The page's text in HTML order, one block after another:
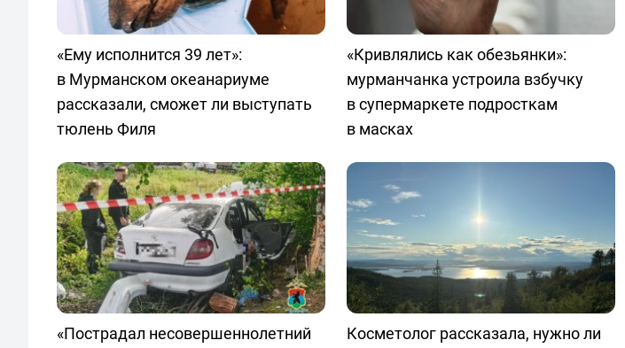
«Ему исполнится 39 лет»:
в Мурманском океанариуме
рассказали, сможет ли выступать
тюлень Филя
«Кривлялись как обезьянки»:
мурманчанка устроила взбучку
в супермаркете подросткам
в масках
«Пострадал несовершеннолетний
Косметолог рассказала, нужно ли